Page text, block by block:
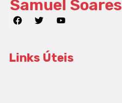
Samuel Soares
Links Úteis